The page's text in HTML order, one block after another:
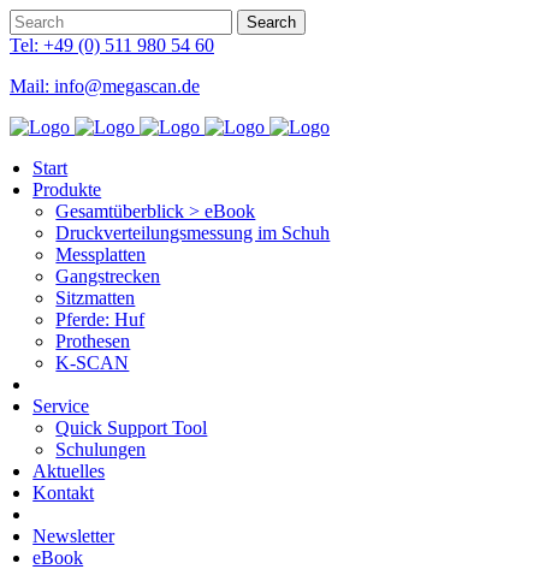
Tel: +49 (0) 511 980 54 60
Mail: info@megascan.de
Start
Produkte
Gesamtüberblick > eBook
Druckverteilungsmessung im Schuh
Messplatten
Gangstrecken
Sitzmatten
Pferde: Huf
Prothesen
K-SCAN
Service
Quick Support Tool
Schulungen
Aktuelles
Kontakt
Newsletter
eBook